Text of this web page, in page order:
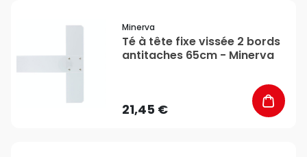
Minerva
Té à tête fixe vissée 2 bords
antitaches 65cm - Minerva
21,45 €